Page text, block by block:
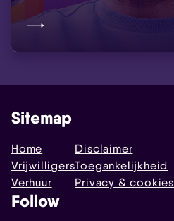
Sitemap
Home
Vrijwilligers
Verhuur
Disclaimer
Toegankelijkheid
Privacy & cookies
Follow